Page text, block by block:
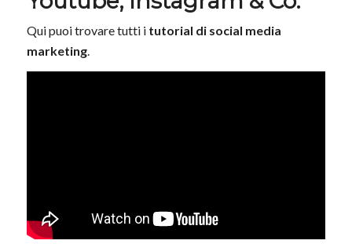
Qui puoi trovare tutti i tutorial di social media
marketing.